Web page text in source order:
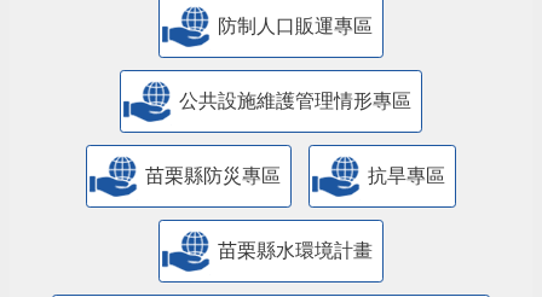
防制人口販運專區
​公共設施維護管理情形專區
苗栗縣防災專區 抗旱專區
苗栗縣水環境計畫